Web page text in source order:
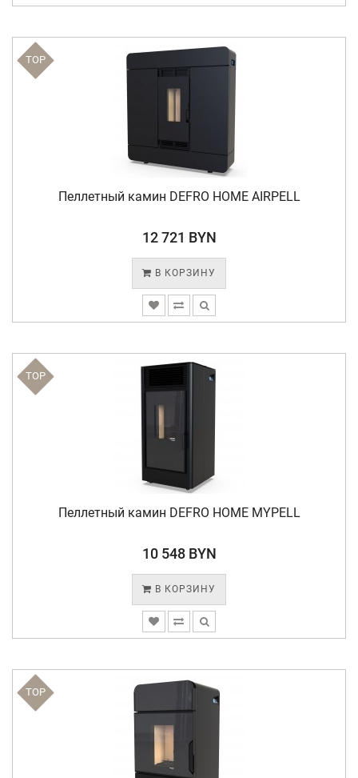
TOP
Пеллетный камин DEFRO HOME AIRPELL
12 721 BYN
В КОРЗИНУ
TOP
Пеллетный камин DEFRO HOME MYPELL
10 548 BYN
В КОРЗИНУ
TOP